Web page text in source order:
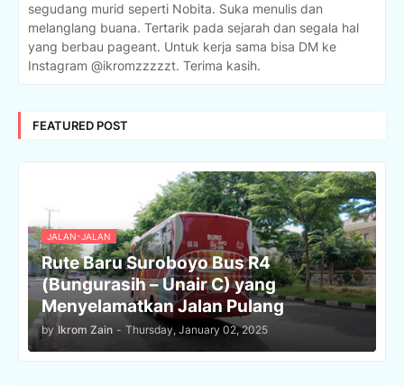
segudang murid seperti Nobita. Suka menulis dan
melanglang buana. Tertarik pada sejarah dan segala hal
yang berbau pageant. Untuk kerja sama bisa DM ke
Instagram @ikromzzzzzt. Terima kasih.
FEATURED POST
JALAN-JALAN
Rute Baru Suroboyo Bus R4
(Bungurasih – Unair C) yang
Menyelamatkan Jalan Pulang
by Ikrom Zain - Thursday, January 02, 2025